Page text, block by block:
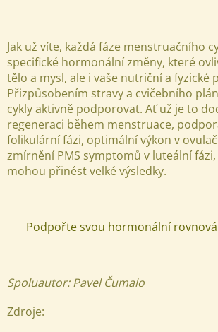
Jak už víte, každá fáze menstruačního
specifické hormonální změny, které
tělo a mysl, ale i vaše nutriční a fyzické
Přizpůsobením stravy a cvičebního
cykly aktivně podporovat. Ať už je to
regeneraci během menstruace,
folikulární fázi, optimální výkon v
zmírnění PMS symptomů v luteální
mohou přinést velké výsledky.
Podpořte svou hormonální
Spoluautor: Pavel Čumalo
Zdroje: